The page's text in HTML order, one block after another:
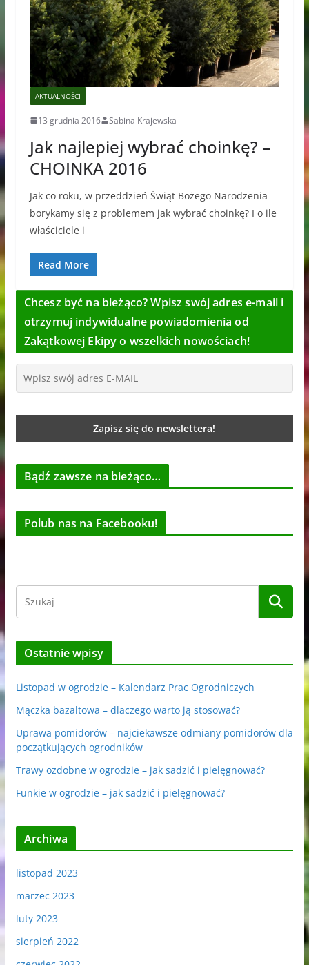
AKTUALNOŚCI
13 grudnia 2016 Sabina Krajewska
Jak najlepiej wybrać choinkę? –
CHOINKA 2016
Jak co roku, w przeddzień Świąt Bożego Narodzenia
borykamy się z problemem jak wybrać choinkę? I o ile
właściciele i
Read More
Chcesz być na bieżąco? Wpisz swój adres e-mail i
otrzymuj indywidualne powiadomienia od
Zakątkowej Ekipy o wszelkich nowościach!
Bądź zawsze na bieżąco…
Polub nas na Facebooku!
Ostatnie wpisy
Listopad w ogrodzie – Kalendarz Prac Ogrodniczych
Mączka bazaltowa – dlaczego warto ją stosować?
Uprawa pomidorów – najciekawsze odmiany pomidorów dla
początkujących ogrodników
Trawy ozdobne w ogrodzie – jak sadzić i pielęgnować?
Funkie w ogrodzie – jak sadzić i pielęgnować?
Archiwa
listopad 2023
marzec 2023
luty 2023
sierpień 2022